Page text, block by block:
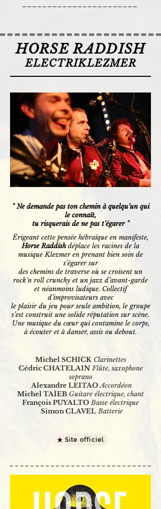
HORSE RADDISH
ELECTRIKLEZMER
" Ne demande pas ton chemin à quelqu’un qui
le connaît,
tu risquerais de ne pas t’égarer "
Érigeant cette pensée hébraïque en manifeste,
Horse Raddishdéplace les racines de la
musique Klezmer en prenant bien soin de
s’égarer sur
des chemins de traverse où se croisent un
rock’n roll crunchy et un jazz d’avant-garde
et néanmoins ludique. Collectif
d’improvisateurs avec
le plaisir du jeu pour seule ambition, le groupe
s’est construit une solide réputation sur scène.
Une musique du cœur qui contamine le corps,
à écouter et à danser, assis ou debout.
Michel SCHICK Clarinettes
Cédric CHATELAINFlûte, saxophone
soprano
Alexandre LEITAO Accordéon
Michel TAÏEB Guitare électrique, chant
François PUYALTOBasse électrique
Simon CLAVEL Batterie
Site officiel